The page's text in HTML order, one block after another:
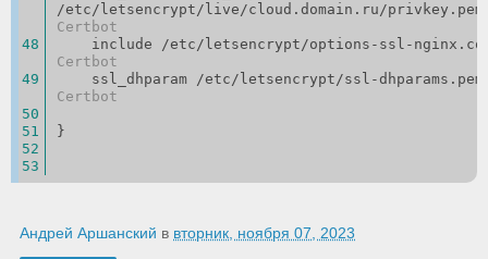
/etc/letsencrypt/live/cloud.domain.ru/privkey.pem
Certbot
include /etc/letsencrypt/options-ssl-
Certbot
    ssl_dhparam /etc/letsencrypt/ssl-dhparams.pem
Certbot
}
Андрей Аршанский в вторник, ноября 07, 2023